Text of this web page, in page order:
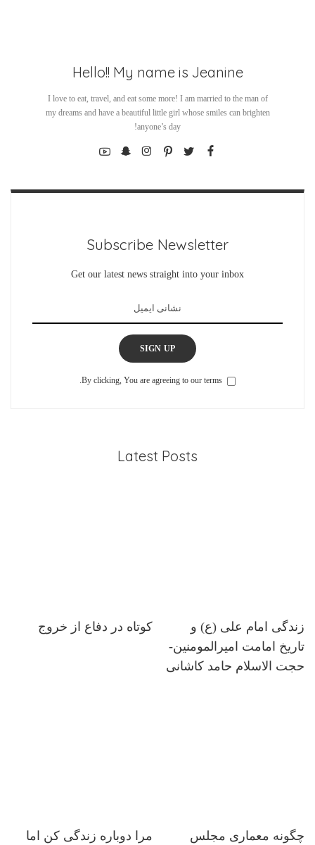
Hello!! My name is Jeanine
I love to eat, travel, and eat some more! I am married to the man of
my dreams and have a beautiful little girl whose smiles can brighten
anyone’s day!
Subscribe Newsletter
Get our latest news straight into your inbox
SIGN UP
By clicking, You are agreeing to our terms.
Latest Posts
زندگی امام علی (ع) و
تاریخ امامت امیرالمومنین-
حجت الاسلام حامد کاشانی
کوتاه در دفاع از خروج
چگونه معماری مجلس
مرا دوباره زندگی کن اما